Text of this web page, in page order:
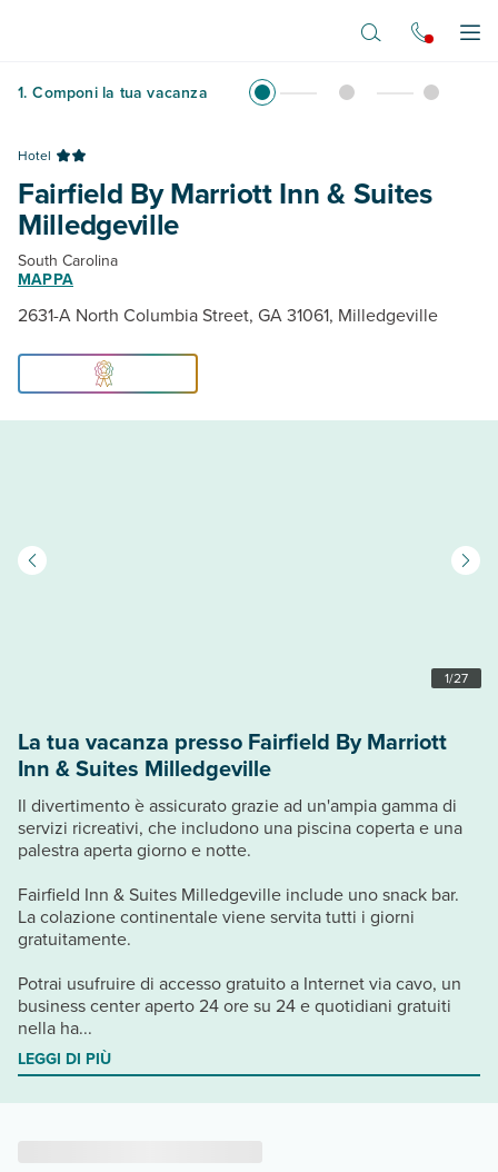
1. Componi la tua vacanza
Hotel
Fairfield By Marriott Inn & Suites
Milledgeville
South Carolina
MAPPA
2631-A North Columbia Street, GA 31061, Milledgeville
1/27
La tua vacanza presso Fairfield By Marriott
Inn & Suites Milledgeville
Il divertimento è assicurato grazie ad un'ampia gamma di
servizi ricreativi, che includono una piscina coperta e una
palestra aperta giorno e notte.
Fairfield Inn & Suites Milledgeville include uno snack bar.
La colazione continentale viene servita tutti i giorni
gratuitamente.
Potrai usufruire di accesso gratuito a Internet via cavo, un
business center aperto 24 ore su 24 e quotidiani gratuiti
nella ha...
LEGGI DI PIÙ